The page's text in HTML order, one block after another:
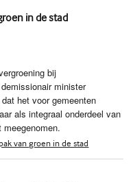
in de stad
bij
minister
het voor gemeenten
als integraal onderdeel van
van groen in de stad